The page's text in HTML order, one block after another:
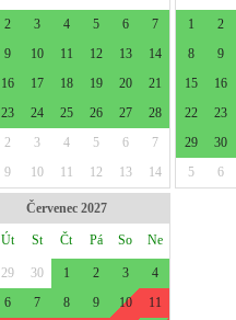
2 3 4 5 6
7
9 10 11 12 13
14
16 17 18 19 20
21
23 24 25 26 27
28
2 3 4 5 6
7
9 10 11 12 13 14
1
2
8
9
15
16
22
23
29
30
5
6
Červenec 2027
Út St Čt Pá So Ne
29 30 1 2 3
4
6 7 8 9 10
11